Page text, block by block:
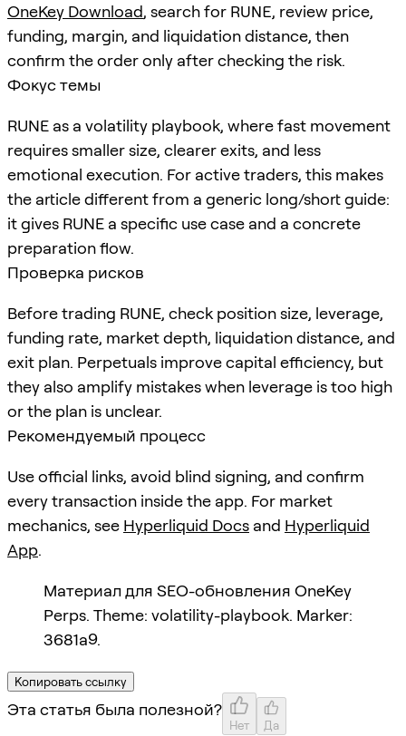
OneKey Download, search for RUNE, review price,
funding, margin, and liquidation distance, then
confirm the order only after checking the risk.
Фокус темы
RUNE as a volatility playbook, where fast movement
requires smaller size, clearer exits, and less
emotional execution. For active traders, this makes
the article different from a generic long/short guide:
it gives RUNE a specific use case and a concrete
preparation flow.
Проверка рисков
Before trading RUNE, check position size, leverage,
funding rate, market depth, liquidation distance, and
exit plan. Perpetuals improve capital efficiency, but
they also amplify mistakes when leverage is too high
or the plan is unclear.
Рекомендуемый процесс
Use official links, avoid blind signing, and confirm
every transaction inside the app. For market
mechanics, see Hyperliquid Docs and Hyperliquid
App.
Материал для SEO-обновления OneKey
Perps. Theme: volatility-playbook. Marker:
3681a9.
Копировать ссылку
Эта статья была полезной?
Нет Да